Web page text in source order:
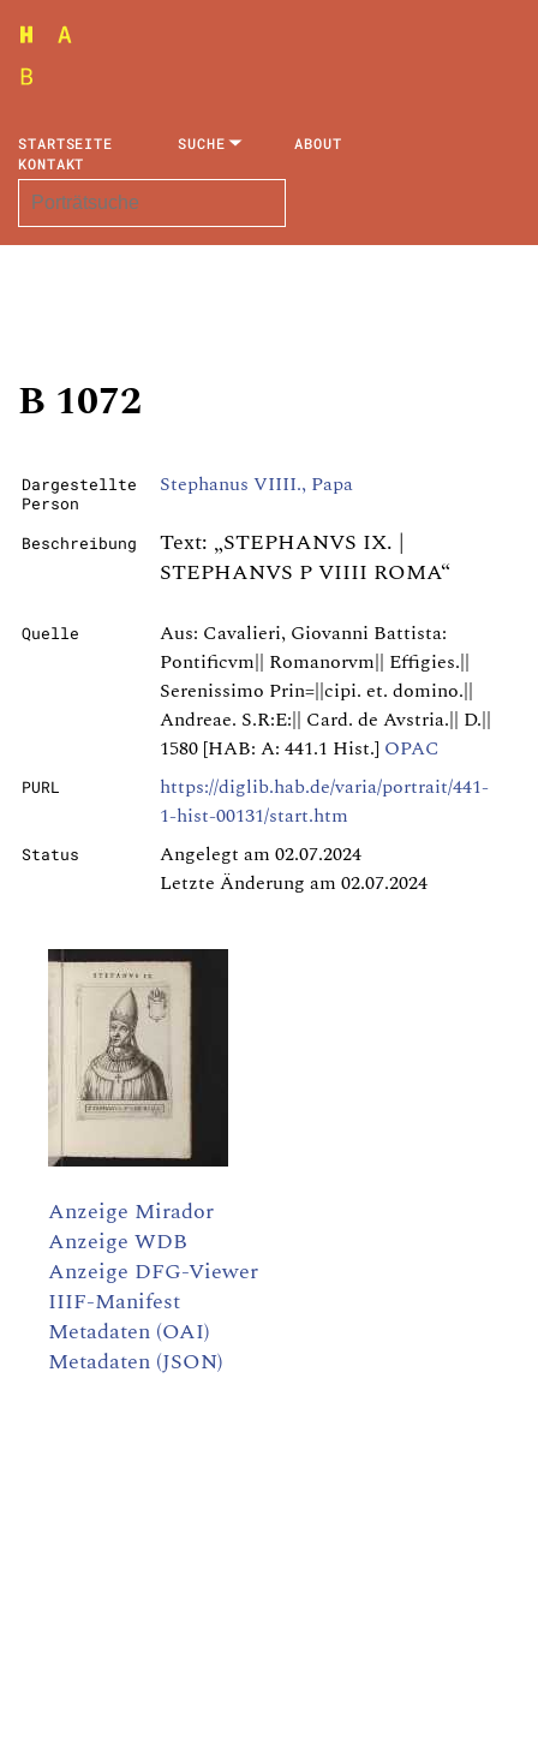
STARTSEITE SUCHE
ABOUT
KONTAKT
B 1072
Dargestellte
Person
Stephanus VIIII., Papa
Beschreibung
Text: „STEPHANVS IX. |
STEPHANVS P VIIII ROMA“
Quelle
Aus: Cavalieri, Giovanni Battista:
Pontificvm|| Romanorvm|| Effigies.||
Serenissimo Prin=||cipi. et. domino.||
Andreae. S.R:E:|| Card. de Avstria.|| D.||
1580 [HAB: A: 441.1 Hist.] OPAC
PURL
https://diglib.hab.de/varia/portrait/441-
1-hist-00131/start.htm
Status
Angelegt am 02.07.2024
Letzte Änderung am 02.07.2024
Anzeige Mirador
Anzeige WDB
Anzeige DFG-Viewer
IIIF-Manifest
Metadaten (OAI)
Metadaten (JSON)